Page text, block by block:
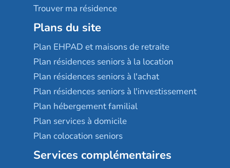
Trouver ma résidence
Plans du site
Plan EHPAD et maisons de retraite
Plan résidences seniors à la location
Plan résidences seniors à l'achat
Plan résidences seniors à l'investissement
Plan hébergement familial
Plan services à domicile
Plan colocation seniors
Services complémentaires